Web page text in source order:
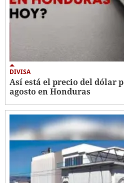
DIVISA
Así está el precio del dólar
agosto en Honduras